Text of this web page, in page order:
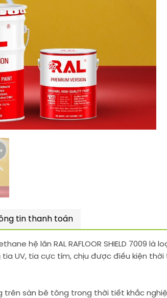
tin thanh toán
hệ lăn RAL RAFLOOR SHIELD
UV, tia cực tím, chịu được điều kiện
trên sàn bê tông trong thời tiết khắc